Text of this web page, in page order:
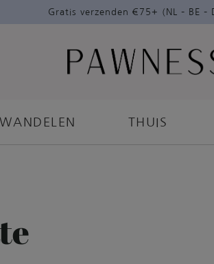
Gratis verzenden €75+ (NL – BE –
WANDELEN THUIS